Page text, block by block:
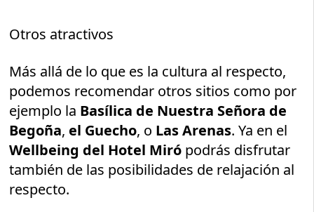
Otros atractivos
Más allá de lo que es la cultura al respecto,
podemos recomendar otros sitios como por
ejemplo la Basílica de Nuestra Señora de
Begoña, el Guecho, o Las Arenas. Ya en el
Wellbeing del Hotel Miró podrás disfrutar
también de las posibilidades de relajación al
respecto.